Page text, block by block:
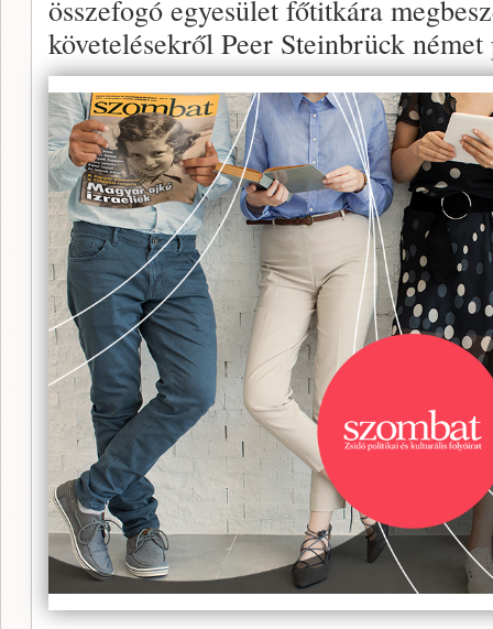
összefogó egyesület főtitkára
követelésekről Peer Steinbrück